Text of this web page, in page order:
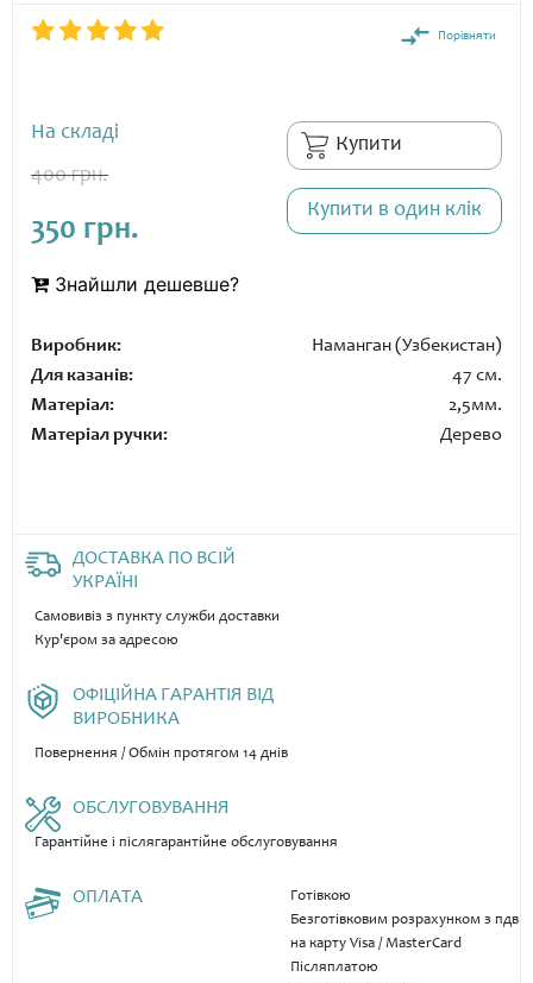
Порівняти
На складі
400 грн.
350 грн.
Знайшли дешевше?
Купити
Купити в один клік
Виробник:
Наманган (Узбекистан)
Для казанів:
47 см.
Матеріал:
2,5мм.
Матеріал ручки:
Дерево
ДОСТАВКА ПО ВСІЙ
УКРАЇНІ
Самовивіз з пункту служби доставки
Кур'єром за адресою
ОФІЦІЙНА ГАРАНТІЯ ВІД
ВИРОБНИКА
Повернення / Обмін протягом 14 днів
ОБСЛУГОВУВАННЯ
Гарантійне і післягарантійне обслуговування
ОПЛАТА
Готівкою
Безготівковим розрахунком з пдв
на карту Visa / MasterCard
Післяплатою